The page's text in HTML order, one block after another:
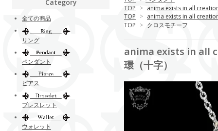
TOP > anima exists in all
TOP > anima exists in all
TOP > クロスモチーフ
anima exists in all
環（十字）
Category
全ての商品
リング
ペンダント
ピアス
ブレスレット
ウォレット